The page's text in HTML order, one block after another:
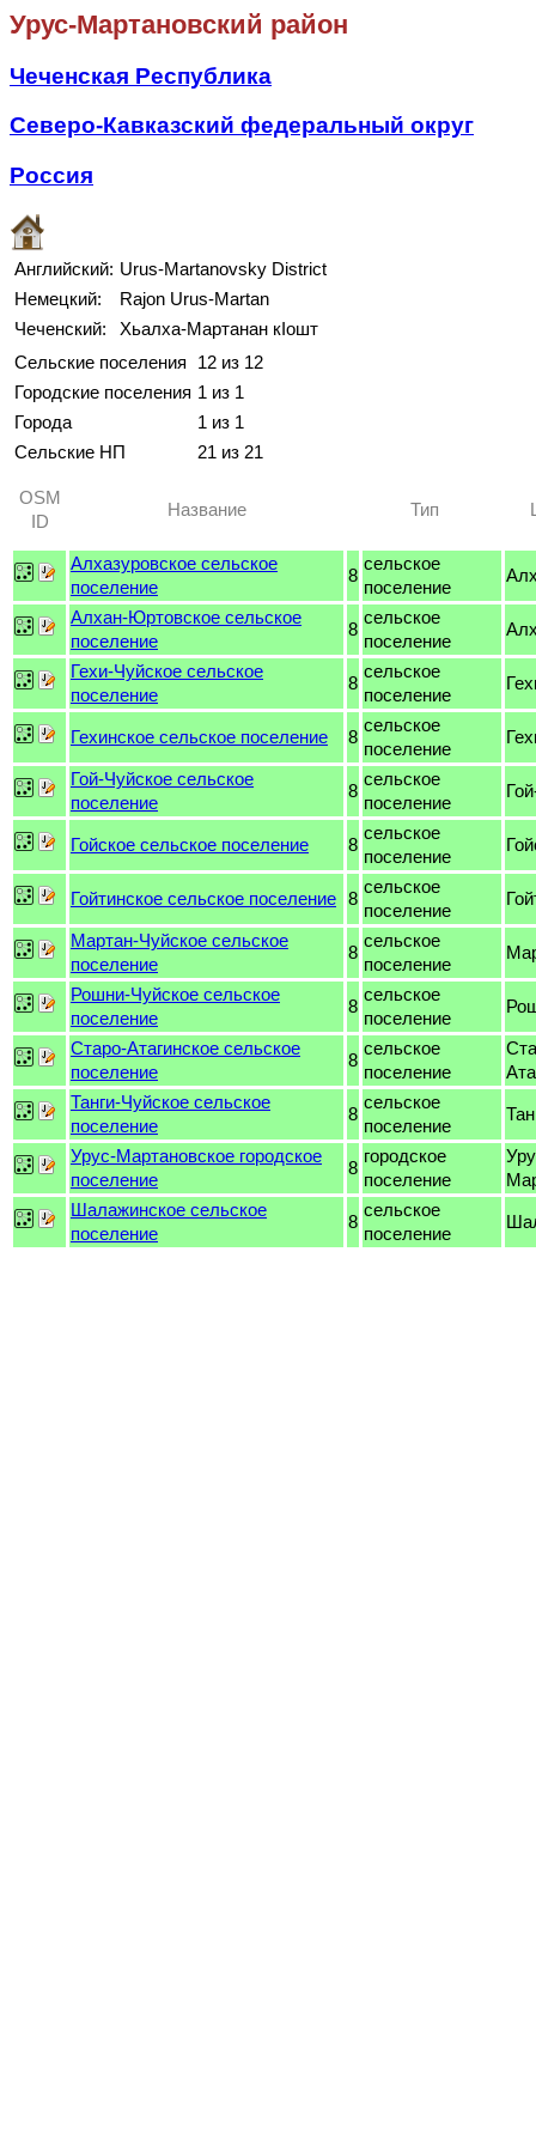
Урус-Мартановский район
Чеченская Республика
Северо-Кавказский федеральный округ
Россия
Английский: Urus-Martanovsky District
Немецкий:
Rajon Urus-Martan
Чеченский:
Хьалха-Мартанан кӀошт
Сельские поселения
12 из 12
Городские поселения 1 из 1
Города
1 из 1
Сельские НП
21 из 21
OSM
ID
Название Тип
Алхазуровское сельское
поселение
8
сельское
поселение
Алхан-Юртовское сельское
поселение
8
сельское
поселение
Гехи-Чуйское сельское
поселение
8
сельское
поселение
Гехинское сельское поселение 8
сельское
поселение
Гой-Чуйское сельское
поселение
8
сельское
поселение
Гойское сельское поселение 8
сельское
поселение
Гойтинское сельское поселение 8
сельское
поселение
Мартан-Чуйское сельское
поселение
8
сельское
поселение
Рошни-Чуйское сельское
поселение
8
сельское
поселение
Старо-Атагинское сельское
поселение
8
сельское
поселение
Танги-Чуйское сельское
поселение
8
сельское
поселение
Урус-Мартановское городское
поселение
8
городское
поселение
Шалажинское сельское
поселение
8
сельское
поселение